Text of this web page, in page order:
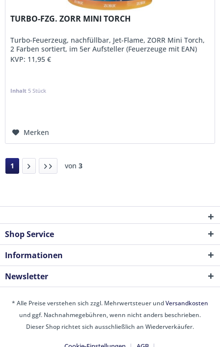
TURBO-FZG. ZORR MINI TORCH
Turbo-Feuerzeug, nachfüllbar, Jet-Flame, ZORR Mini Torch,
2 Farben sortiert, im 5er Aufsteller (Feuerzeuge mit EAN)
KVP: 11,95 €
Inhalt 5 Stück
Merken
1 von 3
Shop Service
Informationen
Newsletter
* Alle Preise verstehen sich zzgl. Mehrwertsteuer undVersandkosten
und ggf. Nachnahmegebühren, wenn nicht anders beschrieben.
Dieser Shop richtet sich ausschließlich an Wiederverkäufer.